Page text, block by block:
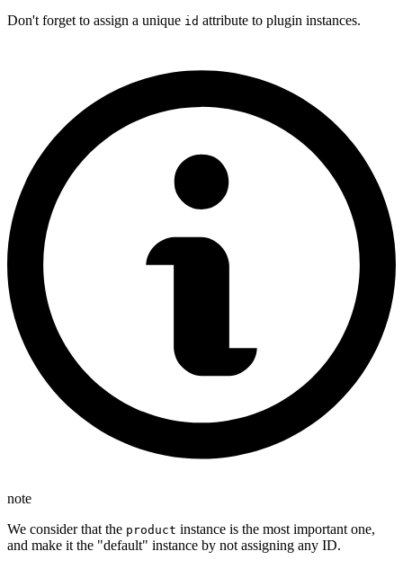
Don't forget to assign a unique id attribute to plugin instances.
note
We consider that the product instance is the most important one,
and make it the "default" instance by not assigning any ID.